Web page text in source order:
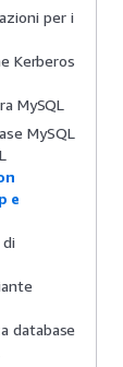
per i
Kerberos
MySQL
MySQL
e
database